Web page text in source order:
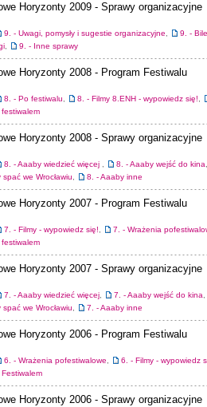
Horyzonty 2009 - Sprawy organizacyjne
9. - Uwagi, pomysły i sugestie organizacyjne,
9. -
, 9. - Inne sprawy
Horyzonty 2008 - Program Festiwalu
8. - Po festiwalu, 8. - Filmy 8.ENH - wypowiedz się!,
Horyzonty 2008 - Sprawy organizacyjne
8. - Aaaby wiedzieć więcej , 8. - Aaaby wejść do kina,
we Wrocławiu, 8. - Aaaby inne
Horyzonty 2007 - Program Festiwalu
7. - Filmy - wypowiedz się!,
7. - Wrażenia
Horyzonty 2007 - Sprawy organizacyjne
7. - Aaaby wiedzieć więcej, 7. - Aaaby wejść do kina,
we Wrocławiu, 7. - Aaaby inne
Horyzonty 2006 - Program Festiwalu
6. - Wrażenia pofestiwalowe,
6. - Filmy - wypowiedz
Horyzonty 2006 - Sprawy organizacyjne